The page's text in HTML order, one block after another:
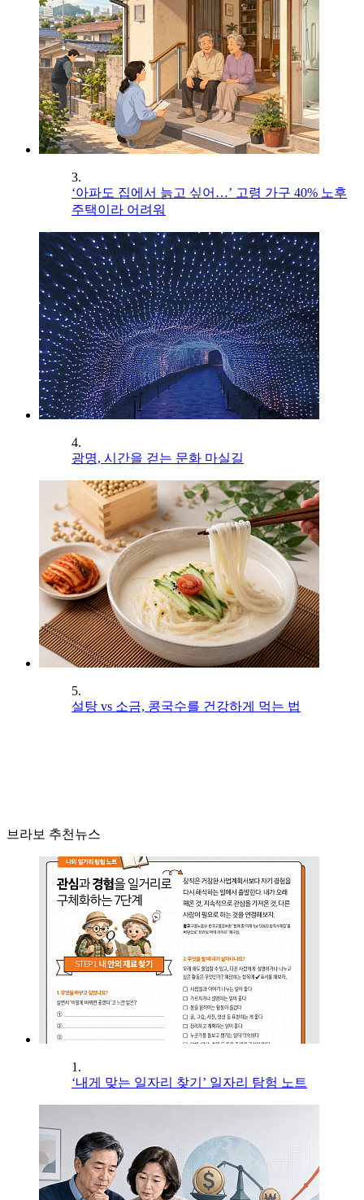
3.
‘아파도 집에서 늙고 싶어…’ 고령 가구 40% 노후
주택이라 어려워
4.
광명, 시간을 걷는 문화 마실길
5.
설탕 vs 소금, 콩국수를 건강하게 먹는 법
브라보 추천뉴스
1.
‘내게 맞는 일자리 찾기’ 일자리 탐험 노트